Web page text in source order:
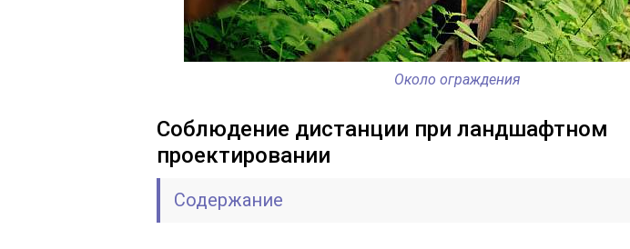
Около ограждения
Соблюдение дистанции при ландшафтном
проектировании
Содержание